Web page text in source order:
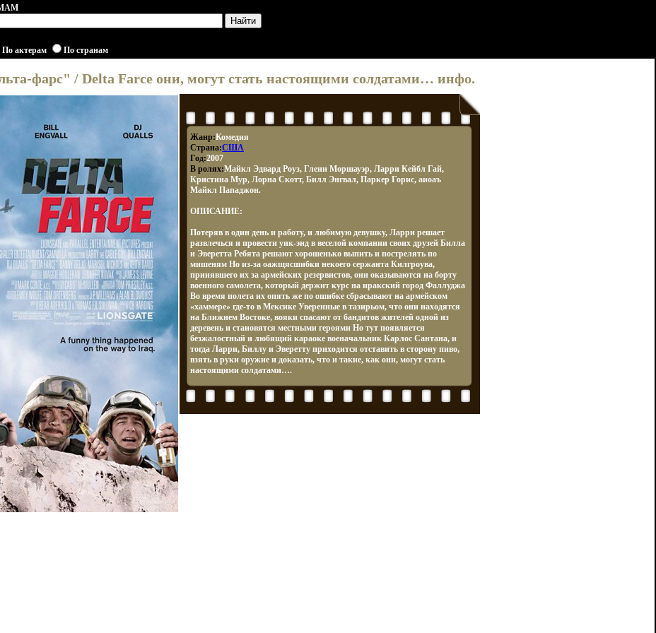
По актерам По странам
фарс" / Delta Farce они, могут стать настоящими солдатами… инфо.
Жанр:Комедия
Страна:США
Год:2007
В ролях:Майкл Эдвард Роуз, Гленн Моршауэр, Ларри Кейбл Гай,
Кристина Мур, Лорна Скотт, Билл Энгвал, Паркер Горис, аиоаъ
Майкл Пападжон.
ОПИСАНИЕ:
Потеряв в один день и работу, и любимую девушку, Ларри решает
развлечься и провести уик-энд в веселой компании своих друзей Билла
и Эверетта Ребята решают хорошенько выпить и пострелять по
мишеням Но из-за оажщясшибки некоего сержанта Килгроува,
принявшего их за армейских резервистов, они оказываются на борту
военного самолета, который держит курс на иракский город Фаллуджа
Во время полета их опять же по ошибке сбрасывают на армейском
«хаммере» где-то в Мексике Уверенные в тазирьом, что они находятся
на Ближнем Востоке, вояки спасают от бандитов жителей одной из
деревень и становятся местными героями Но тут появляется
безжалостный и любящий караоке военачальник Карлос Сантана, и
тогда Ларри, Биллу и Эверетту приходится отставить в сторону пиво,
взять в руки оружие и доказать, что и такие, как они, могут стать
настоящими солдатами….